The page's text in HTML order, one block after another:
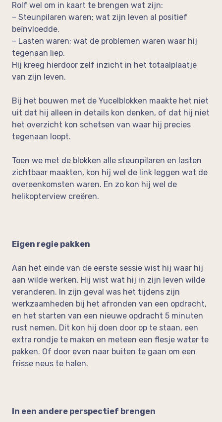
Rolf wel om in kaart te brengen wat zijn:
– Steunpilaren waren; wat zijn leven al positief
beïnvloedde.
– Lasten waren; wat de problemen waren waar hij
tegenaan liep.
Hij kreeg hierdoor zelf inzicht in het totaalplaatje
van zijn leven.
Bij het bouwen met de Yucelblokken maakte het niet
uit dat hij alleen in details kon denken, of dat hij niet
het overzicht kon schetsen van waar hij precies
tegenaan loopt.
Toen we met de blokken alle steunpilaren en lasten
zichtbaar maakten, kon hij wel de link leggen wat de
overeenkomsten waren. En zo kon hij wel de
helikopterview creëren.
Eigen regie pakken
Aan het einde van de eerste sessie wist hij waar hij
aan wilde werken. Hij wist wat hij in zijn leven wilde
veranderen. In zijn geval was het tijdens zijn
werkzaamheden bij het afronden van een opdracht,
en het starten van een nieuwe opdracht 5 minuten
rust nemen. Dit kon hij doen door op te staan, een
extra rondje te maken en meteen een flesje water te
pakken. Of door even naar buiten te gaan om een
frisse neus te halen.
In een andere perspectief brengen